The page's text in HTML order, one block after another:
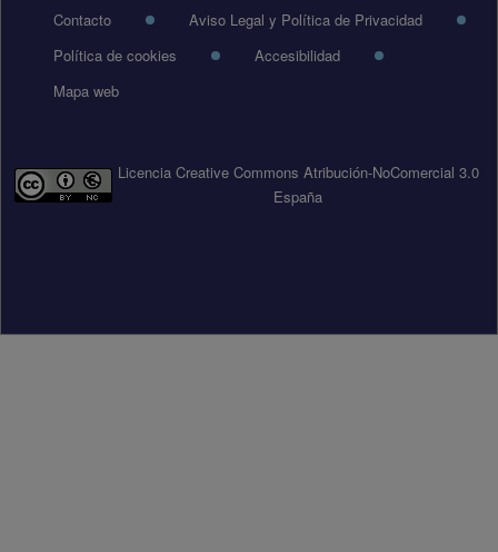
Pie de página
Contacto
Aviso Legal y Política de Privacidad
Política de cookies
Accesibilidad
Mapa web
Licencia Creative Commons Atribución-NoComercial 3.0
España